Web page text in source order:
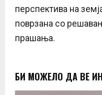
перспектива на
поврзана со
прашања.
БИ МОЖЕЛО ДА ВЕ